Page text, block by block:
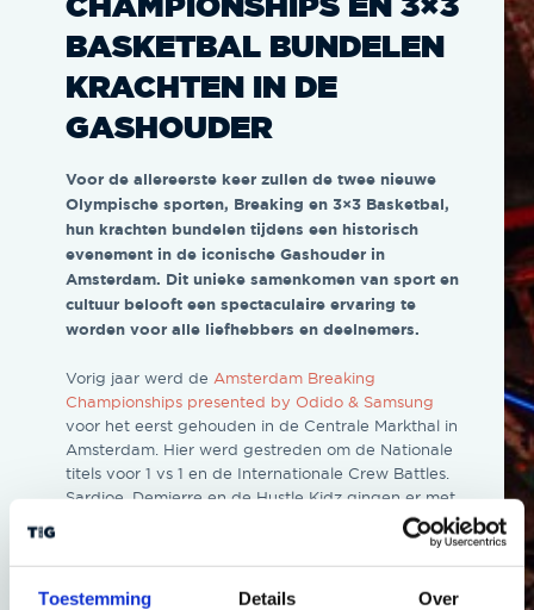
Toestemming Details Over
BASKETBAL BUNDELEN
KRACHTEN IN DE
GASHOUDER
Voor de allereerste keer zullen de twee nieuwe
Olympische sporten, Breaking en 3×3 Basketbal,
hun krachten bundelen tijdens een historisch
evenement in de iconische Gashouder in
Amsterdam. Dit unieke samenkomen van sport en
cultuur belooft een spectaculaire ervaring te
worden voor alle liefhebbers en deelnemers.
Vorig jaar werd de Amsterdam Breaking
Championships presented by Odido & Samsung
voor het eerst gehouden in de Centrale Markthal in
Amsterdam. Hier werd gestreden om de Nationale
titels voor 1 vs 1 en de Internationale Crew Battles.
Sardjoe, Demierre en de Hustle Kidz gingen er met
de winst vandoor. Binnen in de Amsterdamse
Centrale Markthal was voor dit kampioenschap een
speciaal stadion gebouwd met in het midden van
het stadion een cirkel als strijdtoneel voor intense